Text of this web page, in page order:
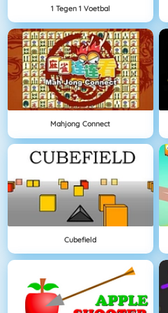
1 Tegen 1 Voetbal
Mahjong Connect
Cubefield